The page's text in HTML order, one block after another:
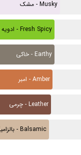
مشک - Musky
ادویه تازه - Fresh Spicy
خاکی - Earthy
امبر - Amber
چرمی - Leather
بالزامیک - Balsamic